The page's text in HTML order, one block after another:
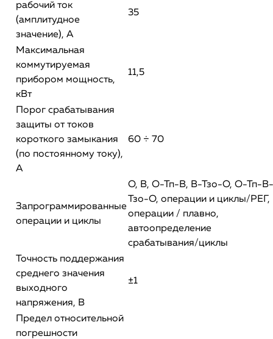
рабочий ток
(амплитудное
значение), А
35
Максимальная
коммутируемая
прибором мощность,
кВт
11,5
Порог срабатывания
защиты от токов
короткого замыкания
(по постоянному току),
А
60 ÷ 70
Запрограммированные
операции и циклы
О, В, О-Тп-В, В-Тзо-О, О-Тп-В-
Тзо-О, операции и циклы/РЕГ,
операции / плавно,
автоопределение
срабатывания/циклы
Точность поддержания
среднего значения
выходного
напряжения, В
±1
Предел относительной
погрешности